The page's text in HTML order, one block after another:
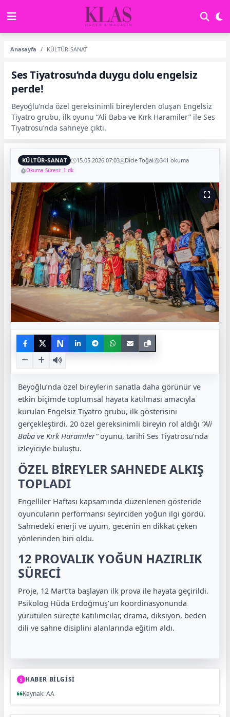
Anasayfa KÜLTÜR-SANAT
Ses Tiyatrosu’nda duygu dolu engelsiz
perde!
Beyoğlu’nda özel gereksinimli bireylerden oluşan Engelsiz
Tiyatro grubu, ilk oyunu “Ali Baba ve Kırk Haramiler” ile Ses
Tiyatrosu’nda sahneye çıktı.
KÜLTÜR-SANAT 15.05.2026 07:03 Dicle Toğal 341 okuma
Okuma Süresi: 1 dk
N
Beyoğlu’nda özel bireylerin sanatla daha görünür ve
etkin biçimde toplumsal hayata katılması amacıyla
kurulan Engelsiz Tiyatro grubu, ilk gösterisini
gerçekleştirdi. 20 özel gereksinimli bireyin rol aldığı “Ali
Baba ve Kırk Haramiler”oyunu, tarihi Ses Tiyatrosu’nda
izleyiciyle buluştu.
ÖZEL BİREYLER SAHNEDE ALKIŞ
TOPLADI
Engelliler Haftası kapsamında düzenlenen gösteride
oyuncuların performansı seyirciden yoğun ilgi gördü.
Sahnedeki enerji ve uyum, gecenin en dikkat çeken
yönlerinden biri oldu.
12 PROVALIK YOĞUN HAZIRLIK
SÜRECİ
Proje, 12 Mart’ta başlayan ilk prova ile hayata geçirildi.
Psikolog Hüda Erdoğmuş’un koordinasyonunda
yürütülen süreçte katılımcılar, drama, diksiyon, beden
dili ve sahne disiplini alanlarında eğitim aldı.
HABER BİLGİSİ
Kaynak: AA